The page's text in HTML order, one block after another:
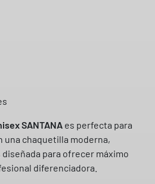
SANTANA es perfecta para
una chaquetilla moderna,
para ofrecer máximo
diferenciadora.